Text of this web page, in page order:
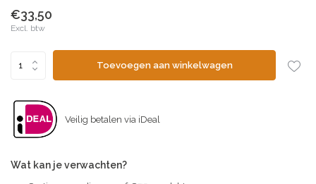
€33,50
Excl. btw
Toevoegen aan winkelwagen
Veilig betalen via iDeal
Wat kan je verwachten?